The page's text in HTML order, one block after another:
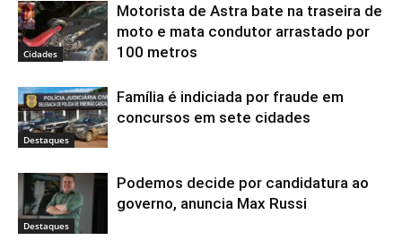
Cidades
Motorista de Astra bate na traseira de
moto e mata condutor arrastado por
100 metros
Destaques
Família é indiciada por fraude em
concursos em sete cidades
Destaques
Podemos decide por candidatura ao
governo, anuncia Max Russi